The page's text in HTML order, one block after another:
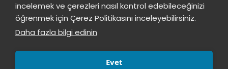
incelemek ve çerezleri nasıl kontrol edebileceğinizi
öğrenmek için Çerez Politikasını inceleyebilirsiniz.
Daha fazla bilgi edinin
Evet
Press
Istinye Post Our campuses